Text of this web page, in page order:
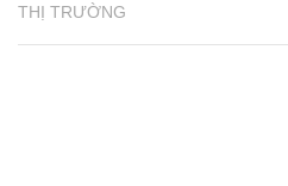
THỊ TRƯỜNG